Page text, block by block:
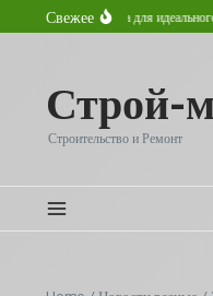
Перейти к содержанию
Свежее
для идеального отпуска
Строй-
Строительство и Ремонт